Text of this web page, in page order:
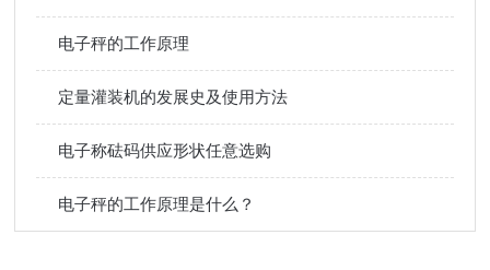
电子秤的工作原理
定量灌装机的发展史及使用方法
电子称砝码供应形状任意选购
电子秤的工作原理是什么？